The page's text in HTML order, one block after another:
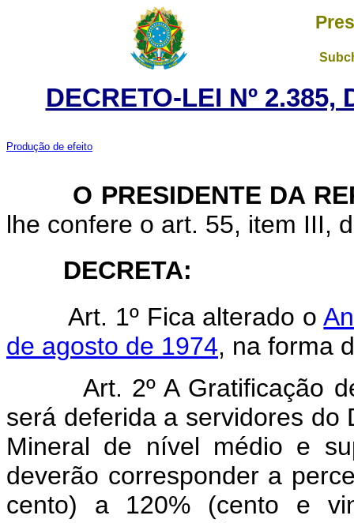
DECRETO-LEI Nº 2.385,
Produção de efeito
O PRESIDENTE DA
lhe confere o art. 55, item III,
DECRETA:
Art. 1º Fica alterado o
de agosto de 1974, na forma
Art. 2º A Gratificação de
será deferida a servidores do
Mineral de nível médio e
deverão corresponder a
cento) a 120% (cento e